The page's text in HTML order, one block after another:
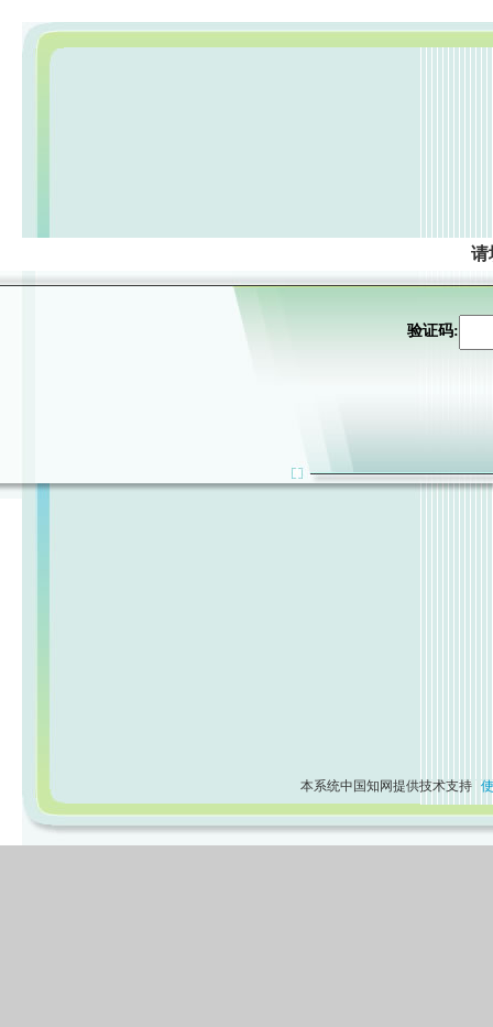
请
验证码:
本系统中国知网提供技术支持